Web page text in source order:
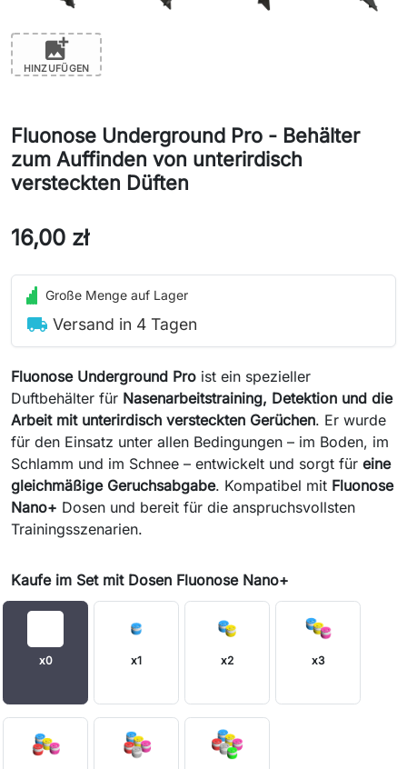
add_photo_alternate
HINZUFÜGEN
Fluonose Underground Pro - Behälter
zum Auffinden von unterirdisch
versteckten Düften
16,00 zł
Große Menge auf Lager
local_shipping Versand in 4 Tagen
Fluonose Underground Pro ist ein spezieller
Duftbehälter für Nasenarbeitstraining, Detektion und die
Arbeit mit unterirdisch versteckten Gerüchen. Er wurde
für den Einsatz unter allen Bedingungen – im Boden, im
Schlamm und im Schnee – entwickelt und sorgt für eine
gleichmäßige Geruchsabgabe. Kompatibel mit Fluonose
Nano+ Dosen und bereit für die anspruchsvollsten
Trainingsszenarien.
Kaufe im Set mit Dosen Fluonose Nano+
x0 x1 x2 x3